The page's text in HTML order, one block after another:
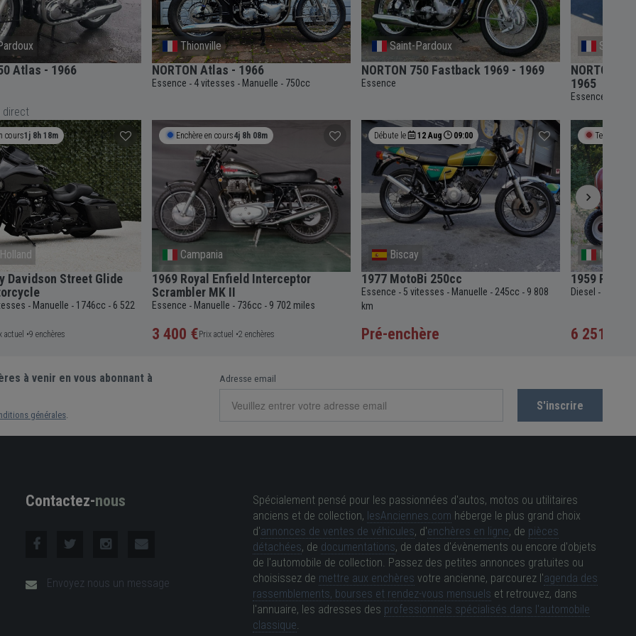
Atlas - 1966
Thionville
NORTON Atlas - 1966
Essence - 4 vitesses - Manuelle - 750cc
Saint-Pardoux
NORTON 750 Fastback 1969 - 1969
Essence
Saix
NORTON
1965
Essence
direct
cours1j 8h 18m
Davidson Street Glide
- Manuelle - 1746cc - 6 522
actuel •9 enchères
Enchère en cours4j 8h 08m
Campania
1969 Royal Enfield Interceptor
Scrambler MK II
Essence - Manuelle - 736cc - 9 702 miles
3 400 €Prix actuel •2 enchères
Débute le 12 Aug 09:00
Biscay
1977 MotoBi 250cc
Essence - 5 vitesses - Manuelle - 245cc - 9 808
km
Pré-enchère
Termine
1959
Diesel -
6 251 €
à venir en vous abonnant à
générales
Adresse email
Contactez-nous
Envoyez nous un message
Spécialement pensé pour les passionnées d'autos, motos ou utilitaires
anciens et de collection, lesAnciennes.com héberge le plus grand choix
d'annonces de ventes de véhicules, d'enchères en ligne, de pièces
détachées, de documentations, de dates d'évènements ou encore d'objets
de l'automobile de collection. Passez des petites annonces gratuites ou
choisissez de mettre aux enchères votre ancienne, parcourez l'agenda des
rassemblements, bourses et rendez-vous mensuels et retrouvez, dans
l'annuaire, les adresses des professionnels spécialisés dans l'automobile
classique